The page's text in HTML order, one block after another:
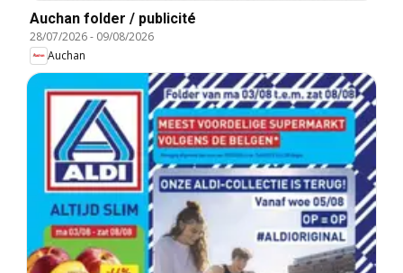
Auchan folder / publicité
28/07/2026- 09/08/2026
Auchan